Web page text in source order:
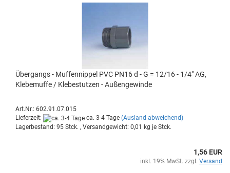
Über­gangs - Muf­fen­nip­pel PVC PN16 d - G = 12/16 - 1/4" AG,
Kle­be­muf­fe / Kle­be­stut­zen - Au­ßen­ge­win­de
Art.Nr.: 602.91.07.015
Lieferzeit:
ca. 3-4 Tage (Ausland abweichend)
Lagerbestand: 95 Stck. , Versandgewicht: 0,01 kg je Stck.
1,56 EUR
inkl. 19% MwSt. zzgl. Versand